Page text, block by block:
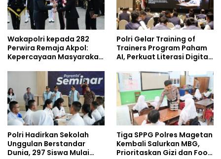
Wakapolri kepada 282
Perwira Remaja Akpol:
Kepercayaan Masyarakat
Polri Gelar Training of
Trainers Program Paham
AI, Perkuat Literasi Digital
Polri Hadirkan Sekolah
Unggulan Berstandar
Dunia, 297 Siswa Mulai
Tiga SPPG Polres Magetan
Kembali Salurkan MBG,
Prioritaskan Gizi dan Food